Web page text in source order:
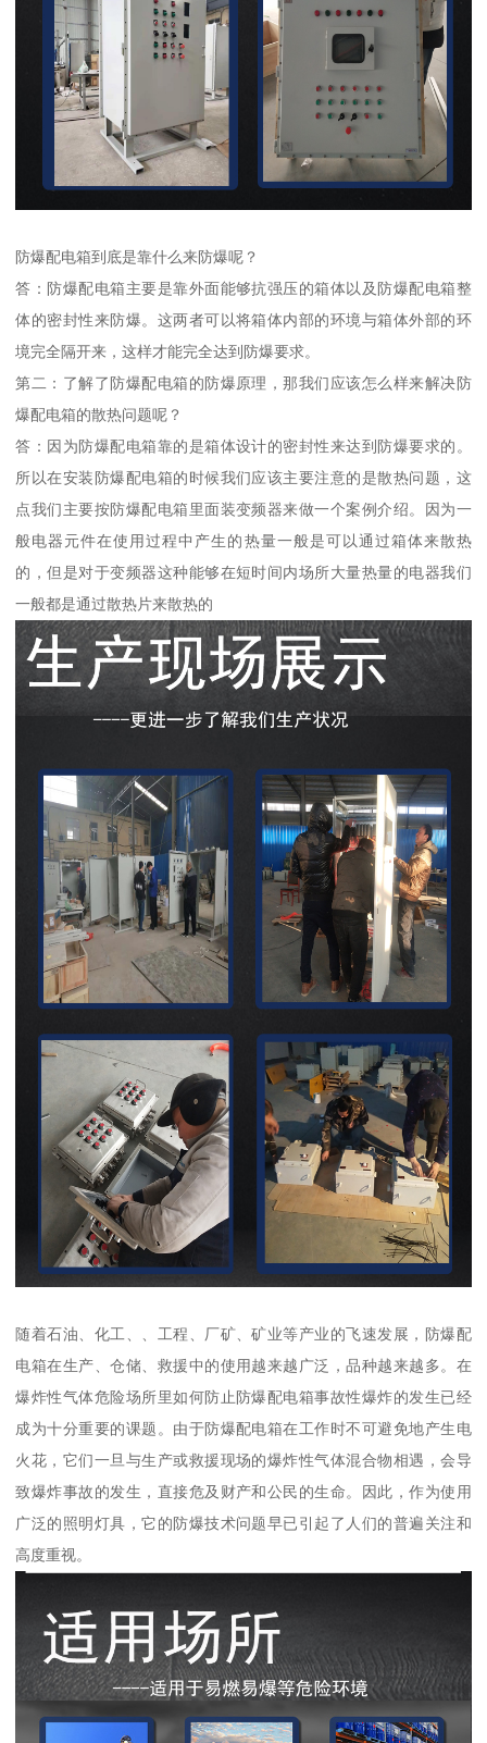
防爆配电箱到底是靠什么来防爆呢？
答：防爆配电箱主要是靠外面能够抗强压的箱体以及防爆配电箱整
体的密封性来防爆。这两者可以将箱体内部的环境与箱体外部的环
境完全隔开来，这样才能完全达到防爆要求。
第二：了解了防爆配电箱的防爆原理，那我们应该怎么样来解决防
爆配电箱的散热问题呢？
答：因为防爆配电箱靠的是箱体设计的密封性来达到防爆要求的。
所以在安装防爆配电箱的时候我们应该主要注意的是散热问题，这
点我们主要按防爆配电箱里面装变频器来做一个案例介绍。因为一
般电器元件在使用过程中产生的热量一般是可以通过箱体来散热
的，但是对于变频器这种能够在短时间内场所大量热量的电器我们
一般都是通过散热片来散热的
随着石油、化工、、工程、厂矿、矿业等产业的飞速发展，防爆配
电箱在生产、仓储、救援中的使用越来越广泛，品种越来越多。在
爆炸性气体危险场所里如何防止防爆配电箱事故性爆炸的发生已经
成为十分重要的课题。由于防爆配电箱在工作时不可避免地产生电
火花，它们一旦与生产或救援现场的爆炸性气体混合物相遇，会导
致爆炸事故的发生，直接危及财产和公民的生命。因此，作为使用
广泛的照明灯具，它的防爆技术问题早已引起了人们的普遍关注和
高度重视。